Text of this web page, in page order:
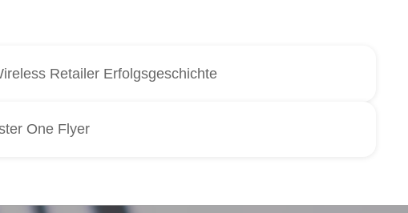
Retailer Erfolgsgeschichte
One Flyer